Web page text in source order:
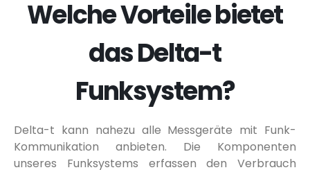
Welche Vorteile bietet
das Delta-t
Funksystem?
Delta-t kann nahezu alle Messgeräte mit Funk-
Kommunikation anbieten. Die Komponenten
unseres Funksystems erfassen den Verbrauch